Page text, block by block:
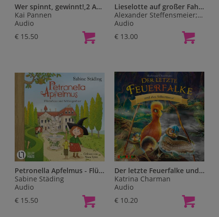
Wer spinnt, gewinnt!,2 Audio-CD
Kai Pannen
Audio
€ 15.50
Lieselotte auf großer Fahrt,1 Audio-CD
Alexander Steffensmeier; Bananafishbones
Audio
€ 13.00
Petronella Apfelmus - Flüsterhaus und Schlangenhaar,2 Audio-CD
Sabine Städing
Audio
€ 15.50
Der letzte Feuerfalke und das Silbermoor
Katrina Charman
Audio
€ 10.20